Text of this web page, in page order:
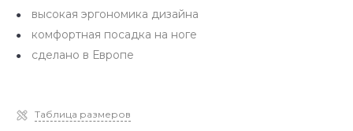
высокая эргономика дизайна
комфортная посадка на ноге
сделано в Европе
Таблица размеров